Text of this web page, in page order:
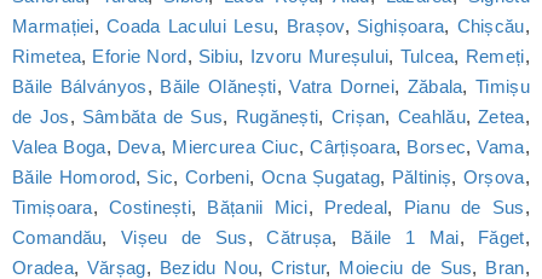
Marmației,Coada Lacului Lesu, Brașov, Sighișoara, Chișcău,
Rimetea, Eforie Nord, Sibiu, Izvoru Mureșului, Tulcea, Remeți,
Băile Bálványos, Băile Olănești,Vatra Dornei, Zăbala,Timișu
de Jos, Sâmbăta de Sus, Rugănești, Crișan, Ceahlău,Zetea,
Valea Boga, Deva, Miercurea Ciuc,Cârțișoara, Borsec,Vama,
Băile Homorod, Sic, Corbeni, Ocna Șugatag, Păltiniș, Orșova,
Timișoara,Costinești, Bățanii Mici, Predeal, Pianu de Sus,
Comandău,Vișeu de Sus,Cătrușa, Băile 1 Mai, Făget,
Oradea, Vărșag, Bezidu Nou,Cristur, Moieciu de Sus, Bran,